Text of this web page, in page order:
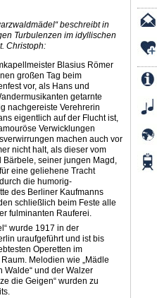
beschreibt in
Turbulenzen im idyllischen
Christoph:
Blasius Römer
großen Tag beim
vor, als Hans und
getarnte
nachgereiste Verehrerin
eigentlich auf der Flucht ist,
Verwicklungen
machen auch vor
nicht halt, als dieser vom
Bärbele, seiner jungen Magd,
eine geliehene Tracht
die humorig-
des Berliner Kaufmanns
schließlich beim Feste alle
fulminanten Rauferei.
wurde 1917 in der
uraufgeführt und ist bis
Operetten im
Melodien wie „Mädle
Walde“ und der Walzer
die Geigen“ wurden zu